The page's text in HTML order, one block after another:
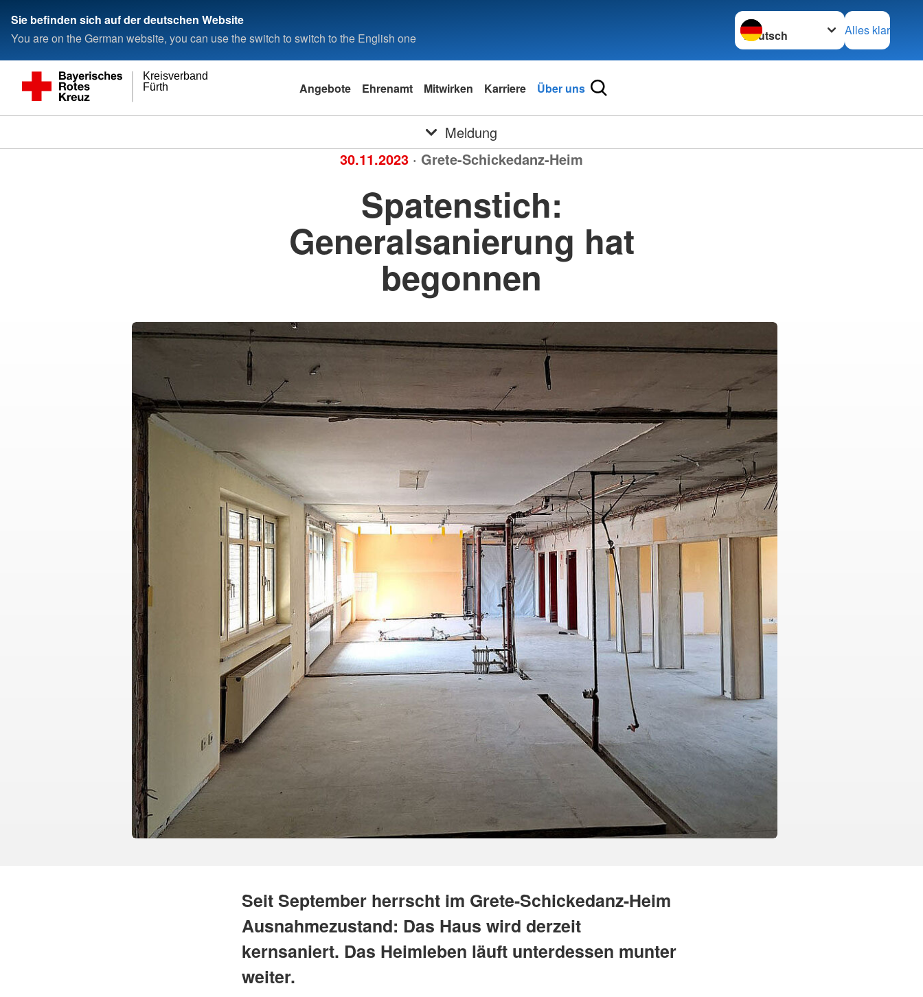
Sie befinden sich auf der deutschen Website
You are on the German website, you can use the switch to switch to the English one
Sprache wechseln zu
Alles klar
Fürth
Kreisverband
Angebote Ehrenamt Mitwirken Karriere Über uns
Meldung
30.11.2023 · Grete-Schickedanz-Heim
Spatenstich:
Generalsanierung hat
begonnen
Seit September herrscht im Grete-Schickedanz-Heim
Ausnahmezustand: Das Haus wird derzeit
kernsaniert. Das Heimleben läuft unterdessen munter
weiter.